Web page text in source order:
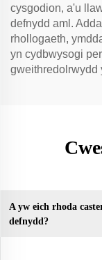
cysgodion, a'u
defnydd aml.
rhollogaeth,
yn cydbwysogi
gweithredolrwydd
A yw eich rhoda
defnydd?